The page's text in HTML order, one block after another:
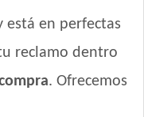
Canine
Canine
Low Fat
en perfectas
reclamo dentro
. Ofrecemos